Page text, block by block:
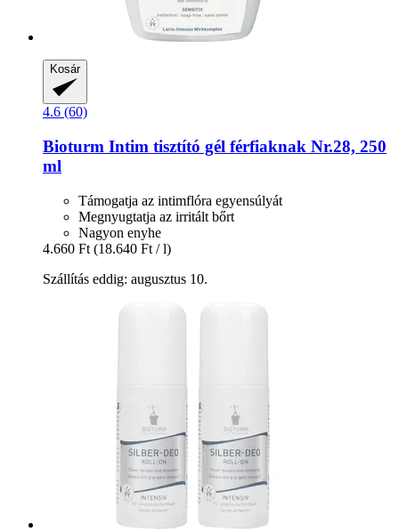
Kosár
4.6 (60)
Bioturm Intim tisztító gél férfiaknak Nr.28, 250
ml
Támogatja az intimflóra egyensúlyát
Megnyugtatja az irritált bőrt
Nagyon enyhe
4.660 Ft (18.640 Ft / l)
Szállítás eddig: augusztus 10.